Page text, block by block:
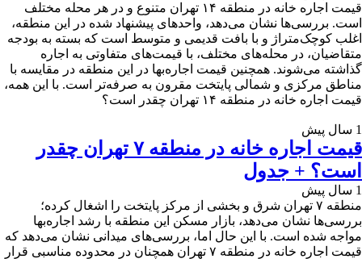
قیمت اجاره خانه در منطقه ۱۴ تهران متنوع و در هر محله مختلف
است. بررسی‌ها نشان می‌دهد، واحدهای پیشنهاد شده در این منطقه،
اغلب کوچک‌متراژ و با بافت قدیمی و متوسط است که بسته به بودجه
متقاضیان، در محله‌های مختلف،‌ با قیمت‌های متفاوتی به اجاره
گذاشته می‌شوند. همچنین قیمت اجاره‌بها در این منطقه در مقایسه با
مناطق مرکزی و شمالی پایتخت مقرون به صرفه‌تر است. با این همه،
قیمت اجاره خانه در منطقه ۱۴ تهران چقدر است؟
1 سال پیش
قیمت اجاره خانه در منطقه ۷ تهران چقدر
است؟ + جدول
1 سال پیش
منطقه ۷ تهران شرق و بخشی از مرکز پایتخت را اشغال کرده؛
بررسی‌ها نشان می‌دهد، بازار مسکن این منطقه با رشد اجاره‌بها
مواجه شده است. با این حال اما، بررسی‌های میدانی نشان می‌دهد که
قیمت اجاره خانه در منطقه ۷ تهران همچنان در محدوده مناسبی قرار